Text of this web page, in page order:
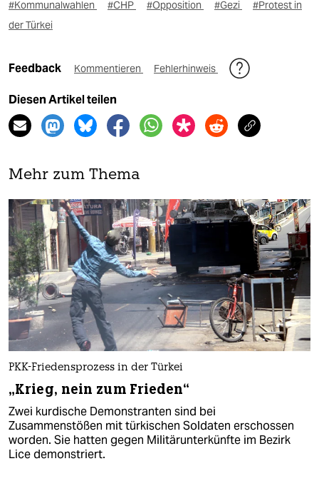
#Kommunalwahlen #CHP #Opposition #Gezi
#Protest in
der Türkei
Feedback Kommentieren Fehlerhinweis
Diesen Artikel teilen
Mehr zum Thema
PKK-Friedensprozess in der Türkei
„Krieg, nein zum Frieden“
Zwei kurdische Demonstranten sind bei
Zusammenstößen mit türkischen Soldaten erschossen
worden. Sie hatten gegen Militärunterkünfte im Bezirk
Lice demonstriert.